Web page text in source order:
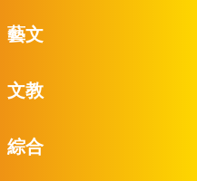
藝文
文教
綜合